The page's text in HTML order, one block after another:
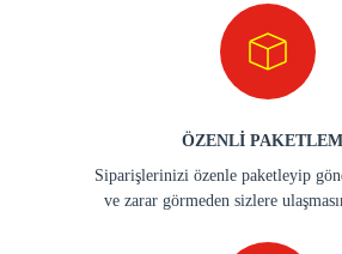
ÖZENLİ
Siparişlerinizi özenle paketleyip
ve zarar görmeden sizlere